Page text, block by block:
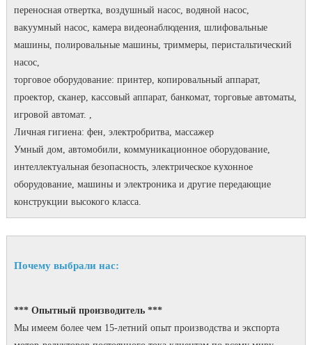
переносная отвертка, воздушный насос, водяной насос,
вакуумный насос, камера видеонаблюдения, шлифовальные
машины, полировальные машины, триммеры, перистальтический
насос,
торговое оборудование: принтер, копировальный аппарат,
проектор, сканер, кассовый аппарат, банкомат, торговые автоматы,
игровой автомат. ,
Личная гигиена: фен, электробритва, массажер
Умный дом, автомобили, коммуникационное оборудование,
интеллектуальная безопасность, электрическое кухонное
оборудование, машины и электроника и другие передающие
конструкции высокого класса.
Почему выбрали нас:
*** Опытный производитель ***
Мы имеем более чем 15-летний опыт производства и экспорта